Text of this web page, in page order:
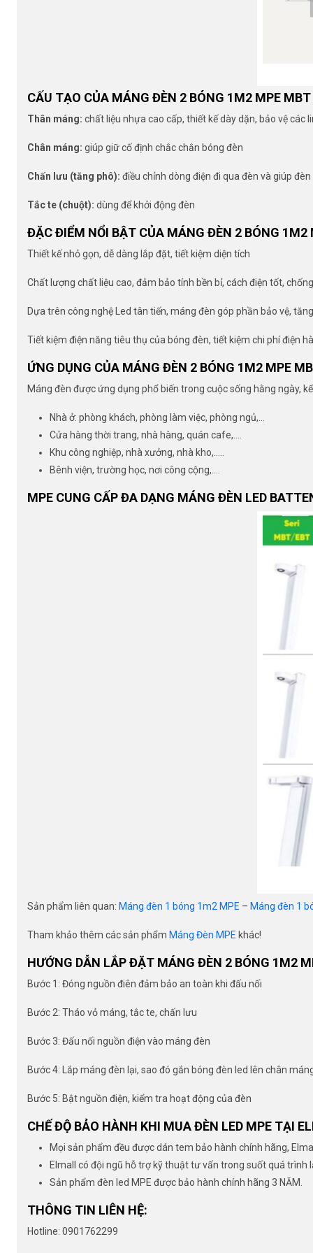
CẤU TẠO CỦA MÁNG ĐÈN 2 BÓNG 1M2 MPE
Thân máng: chất liệu nhựa cao cấp, thiết kế dày dặn, bảo vệ các
Chân máng: giúp giữ cố định chắc chắn bóng đèn
Chấn lưu (tăng phô): điều chỉnh dòng điện đi qua đèn và giúp
Tắc te (chuột): dùng để khởi động đèn
ĐẶC ĐIỂM NỔI BẬT CỦA MÁNG ĐÈN 2 BÓNG
Thiết kế nhỏ gọn, dễ dàng lắp đặt, tiết kiệm diện tích
Chất lượng chất liệu cao, đảm bảo tính bền bỉ, cách điện tốt,
Dựa trên công nghệ Led tân tiến, máng đèn góp phần bảo vệ,
Tiết kiệm điện năng tiêu thụ của bóng đèn, tiết kiệm chi phí điện
ỨNG DỤNG CỦA MÁNG ĐÈN 2 BÓNG 1M2 MPE
Máng đèn được ứng dụng phổ biến trong cuộc sống hằng ngày,
Nhà ở: phòng khách, phòng làm việc, phòng ngủ,…
Cửa hàng thời trang, nhà hàng, quán cafe,….
Khu công nghiệp, nhà xưởng, nhà kho,…..
Bênh viện, trường học, nơi công cộng,….
MPE CUNG CẤP ĐA DẠNG MÁNG ĐÈN LED
Sản phẩm liên quan: Máng đèn 1 bóng 1m2 MPE – Máng đèn 1
Tham khảo thêm các sản phẩm Máng Đèn MPE khác!
HƯỚNG DẪN LẮP ĐẶT MÁNG ĐÈN 2 BÓNG 1M2
Bước 1: Đóng nguồn điên đảm bảo an toàn khi đấu nối
Bước 2: Tháo vỏ máng, tắc te, chấn lưu
Bước 3: Đấu nối nguồn điện vào máng đèn
Bước 4: Lắp máng đèn lại, sao đó gắn bóng đèn led lên chân
Bước 5: Bật nguồn điện, kiểm tra hoạt động của đèn
CHẾ ĐỘ BẢO HÀNH KHI MUA ĐÈN LED MPE TẠI
Mọi sản phẩm đều được dán tem bảo hành chính hãng,
Elmall có đội ngũ hỗ trợ kỹ thuật tư vấn trong suốt quá trình
Sản phẩm đèn led MPE được bảo hành chính hãng 3 NĂM.
THÔNG TIN LIÊN HỆ:
Hotline: 0901762299